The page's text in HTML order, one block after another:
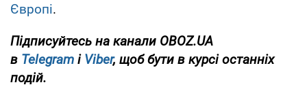
Європі.
Підписуйтесь на канали OBOZ.UA
в Telegram і Viber, щоб бути в курсі останніх
подій.